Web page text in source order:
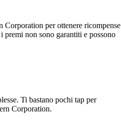
per ottenere ricompense
premi non sono garantiti e possono
Ti bastano pochi tap per
Corporation.